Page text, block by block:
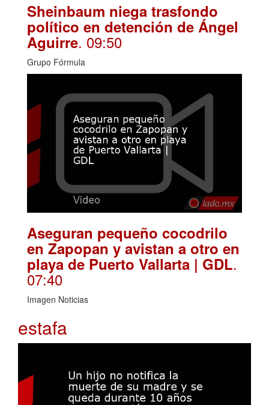
Sheinbaum niega trasfondo
político en detención de Ángel
Aguirre. 09:50
Grupo Fórmula
Aseguran pequeño cocodrilo
en Zapopan y avistan a otro en
playa de Puerto Vallarta | GDL.
07:40
Imagen Noticias
estafa